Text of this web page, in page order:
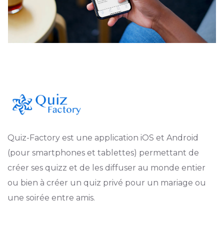
Quiz-Factory est une application iOS et Android
(pour smartphones et tablettes) permettant de
créer ses quizz et de les diffuser au monde entier
ou bien à créer un quiz privé pour un mariage ou
une soirée entre amis.